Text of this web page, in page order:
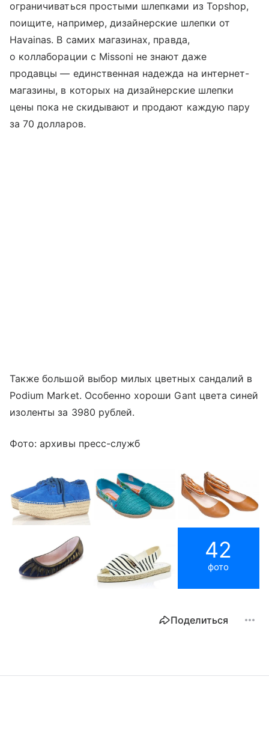
ограничиваться простыми шлепками из Topshop,
поищите, например, дизайнерские шлепки от
Havainas. В самих магазинах, правда,
о коллаборации с Missoni не знают даже
продавцы — единственная надежда на интернет-
магазины, в которых на дизайнерские шлепки
цены пока не скидывают и продают каждую пару
за 70 долларов.
Также большой выбор милых цветных сандалий в
Podium Market. Особенно хороши Gant цвета синей
изоленты за 3980 рублей.
Фото: архивы пресс-служб
42
фото
Поделиться